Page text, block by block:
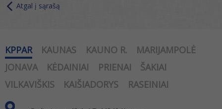
Atgal į sąrašą
KPPAR KAUNAS KAUNO R.
MARIJAMPOLĖ
JONAVA
KĖDAINIAI PRIENAI
ŠAKIAI
VILKAVIŠKIS
KAIŠIADORYS RASEINIAI